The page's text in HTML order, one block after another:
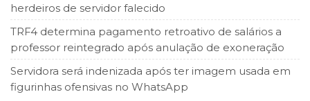
herdeiros de servidor falecido
TRF4 determina pagamento retroativo de salários a
professor reintegrado após anulação de exoneração
Servidora será indenizada após ter imagem usada em
figurinhas ofensivas no WhatsApp